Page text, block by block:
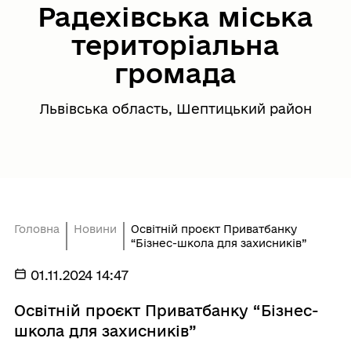
Радехівська міська
територіальна
громада
Львівська область, Шептицький район
Головна Новини
Освітній проєкт Приватбанку
“Бізнес-школа для захисників”
01.11.2024 14:47
Освітній проєкт Приватбанку “Бізнес-
школа для захисників”